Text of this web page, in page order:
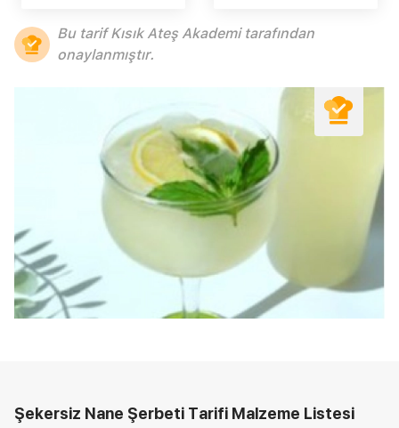
Bu tarif Kısık Ateş Akademi tarafından
onaylanmıştır.
Şekersiz Nane Şerbeti Tarifi Malzeme Listesi